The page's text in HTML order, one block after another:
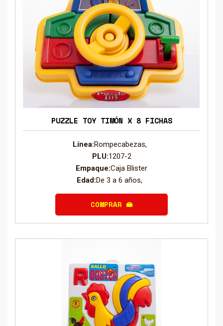
PUZZLE TOY TIMÓN X 8 FICHAS
Línea:Rompecabezas,
PLU:1207-2
Empaque:Caja Blister
Edad:De 3 a 6 años,
COMPRAR